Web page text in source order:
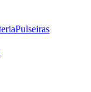
Pulseiras